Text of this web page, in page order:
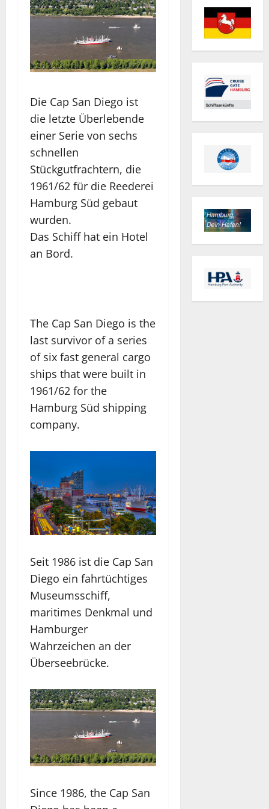
Die Cap San Diego ist
die letzte Überlebende
einer Serie von sechs
schnellen
Stückgutfrachtern, die
1961/62 für die Reederei
Hamburg Süd gebaut
wurden.
Das Schiff hat ein Hotel
an Bord.
The Cap San Diego is the
last survivor of a series
of six fast general cargo
ships that were built in
1961/62 for the
Hamburg Süd shipping
company.
Seit 1986 ist die Cap San
Diego ein fahrtüchtiges
Museumsschiff,
maritimes Denkmal und
Hamburger
Wahrzeichen an der
Überseebrücke.
Since 1986, the Cap San